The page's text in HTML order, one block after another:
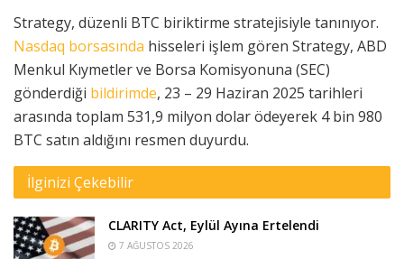
Strategy, düzenli BTC biriktirme stratejisiyle tanınıyor.
Nasdaq borsasında hisseleri işlem gören Strategy, ABD
Menkul Kıymetler ve Borsa Komisyonuna (SEC)
gönderdiği bildirimde, 23 – 29 Haziran 2025 tarihleri
arasında toplam 531,9 milyon dolar ödeyerek 4 bin 980
BTC satın aldığını resmen duyurdu.
İlginizi Çekebilir
CLARITY Act, Eylül Ayına Ertelendi
7 AĞUSTOS 2026